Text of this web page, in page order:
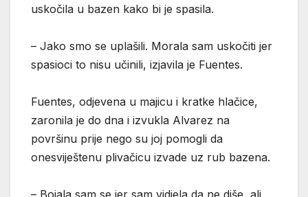
uskočila u bazen kako bi je spasila.
– Jako smo se uplašili. Morala sam uskočiti jer
spasioci to nisu učinili, izjavila je Fuentes.
Fuentes, odjevena u majicu i kratke hlačice,
zaronila je do dna i izvukla Alvarez na
površinu prije nego su joj pomogli da
onesviještenu plivačicu izvade uz rub bazena.
– Bojala sam se jer sam vidjela da ne diše, ali